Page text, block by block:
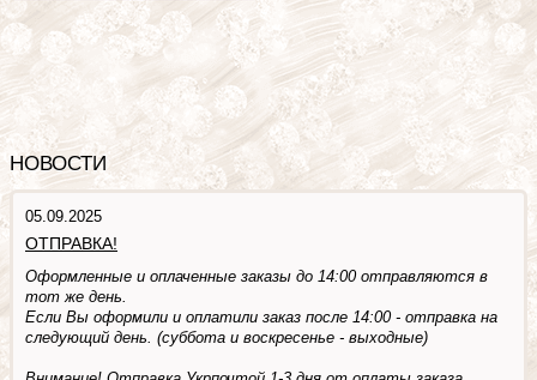
НОВОСТИ
05.09.2025
ОТПРАВКА!
Оформленные и оплаченные заказы до 14:00 отправляются в
тот же день.
Если Вы оформили и оплатили заказ после 14:00 - отправка на
следующий день. (суббота и воскресенье - выходные)